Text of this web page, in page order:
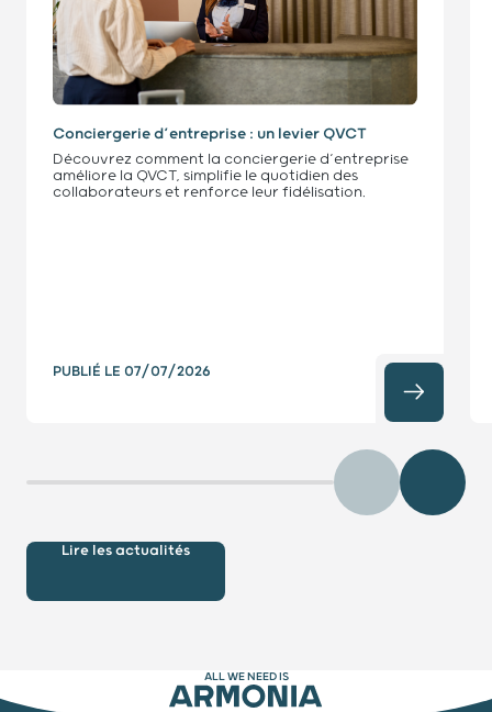
Conciergerie d’entreprise : un levier QVCT
Découvrez comment la conciergerie d’entreprise
améliore la QVCT, simplifie le quotidien des
collaborateurs et renforce leur fidélisation.
PUBLIÉ LE 07/07/2026
Précédent
Lire les actualités
ALL WE NEED IS
ARMONIA